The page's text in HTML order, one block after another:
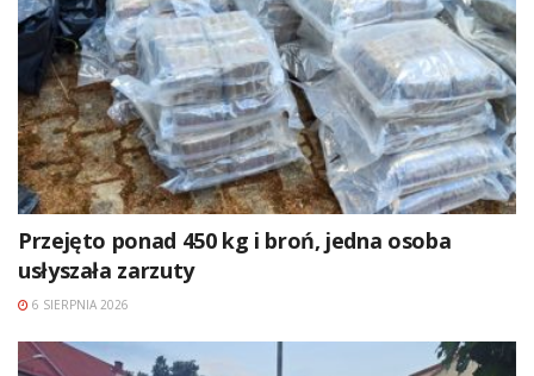
Przejęto ponad 450 kg i broń, jedna osoba
usłyszała zarzuty
6 SIERPNIA 2026